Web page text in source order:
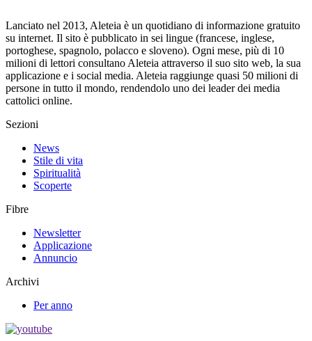
Lanciato nel 2013, Aleteia è un quotidiano di informazione gratuito
su internet. Il sito è pubblicato in sei lingue (francese, inglese,
portoghese, spagnolo, polacco e sloveno). Ogni mese, più di 10
milioni di lettori consultano Aleteia attraverso il suo sito web, la sua
applicazione e i social media. Aleteia raggiunge quasi 50 milioni di
persone in tutto il mondo, rendendolo uno dei leader dei media
cattolici online.
Sezioni
News
Stile di vita
Spiritualità
Scoperte
Fibre
Newsletter
Applicazione
Annuncio
Archivi
Per anno